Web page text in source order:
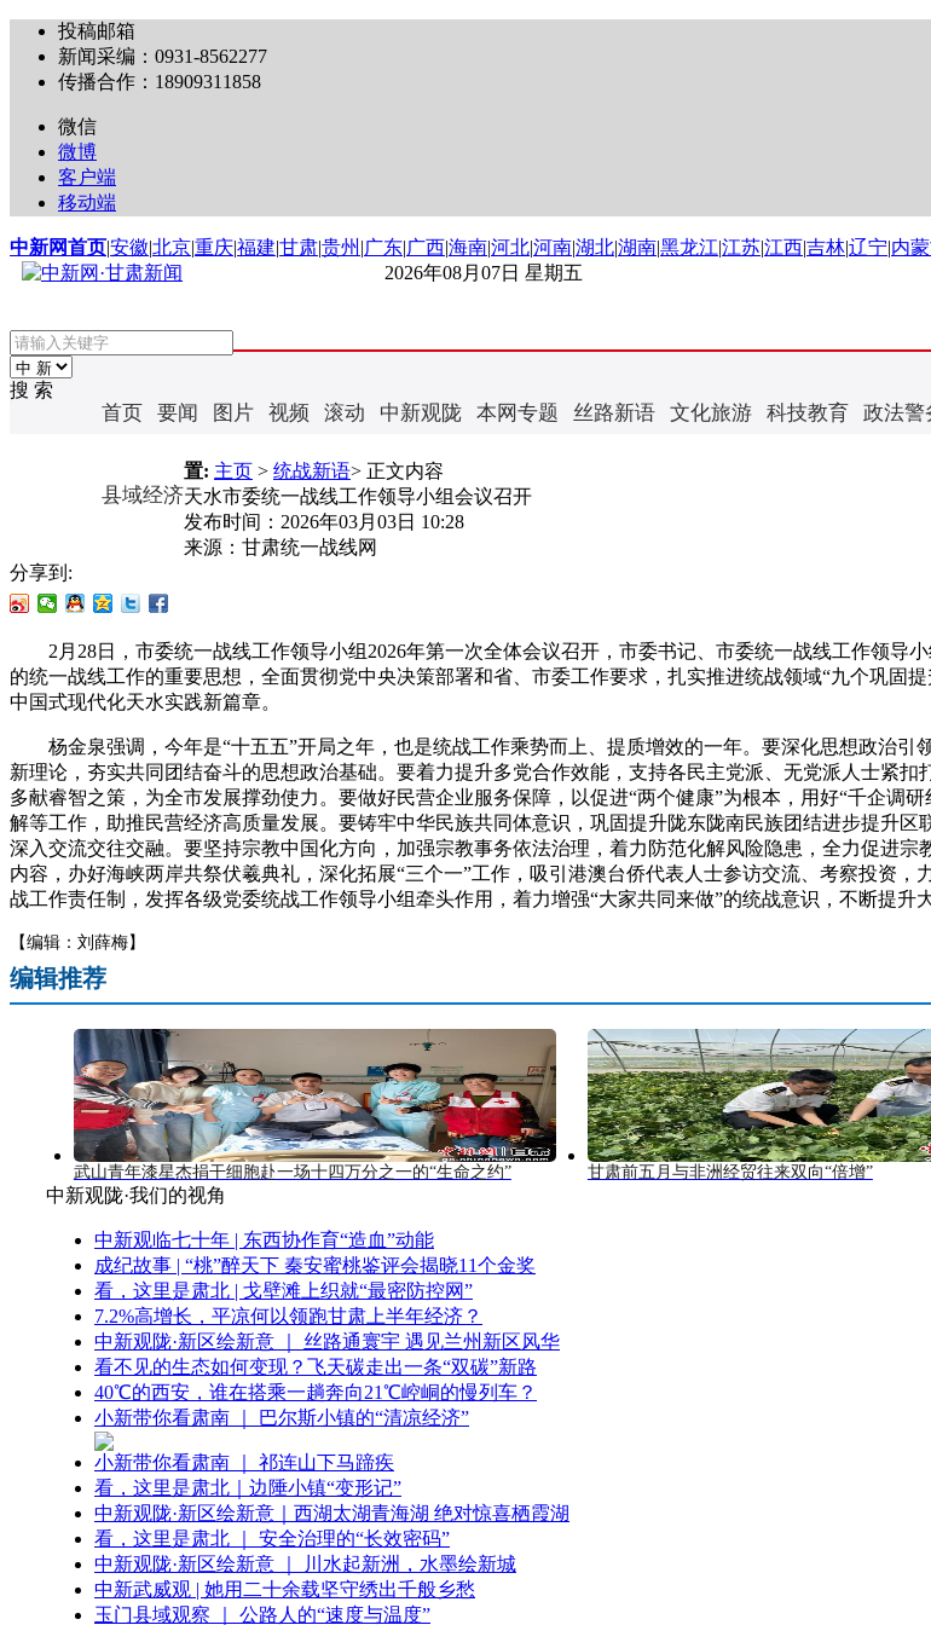
投稿邮箱
新闻采编：0931-8562277
传播合作：18909311858
微信
微博
客户端
移动端
中新网首页|安徽|北京|重庆|福建|甘肃|贵州 |广东|广西|海南|河北|河南|湖北|湖南|黑龙江|江苏|江西|吉林|辽宁|内
2026年08月07日 星期五
搜 索
首页 要闻 图片 视频 滚动 中新观陇 本网专题 丝路新语 文化旅游 科技教育 政法警
县域经济
置: 主页 > 统战新语> 正文内容
天水市委统一战线工作领导小组会议召开
发布时间： 2026年03月03日 10:28
来源： 甘肃统一战线网
分享到:
2月28日，市委统一战线工作领导小组2026年第一次全体会议召开，市委书记、市委统一战线工作领导
的统一战线工作的重要思想，全面贯彻党中央决策部署和省、市委工作要求，扎实推进统战领域“九个巩固
中国式现代化天水实践新篇章。
杨金泉强调，今年是“十五五”开局之年，也是统战工作乘势而上、提质增效的一年。要深化思想政治引
新理论，夯实共同团结奋斗的思想政治基础。要着力提升多党合作效能，支持各民主党派、无党派人士紧
多献睿智之策，为全市发展撑劲使力。要做好民营企业服务保障，以促进“两个健康”为根本，用好“千企调
解等工作，助推民营经济高质量发展。要铸牢中华民族共同体意识，巩固提升陇东陇南民族团结进步提升
深入交流交往交融。要坚持宗教中国化方向，加强宗教事务依法治理，着力防范化解风险隐患，全力促进
内容，办好海峡两岸共祭伏羲典礼，深化拓展“三个一”工作，吸引港澳台侨代表人士参访交流、考察投资
战工作责任制，发挥各级党委统战工作领导小组牵头作用，着力增强“大家共同来做”的统战意识，不断提升
【编辑：刘薛梅】
编辑推荐
武山青年漆星杰捐干细胞赴一场十四万分之一的“生命之约” 甘肃前五月与非洲经贸往来双向“倍增”
中新观陇·我们的视角
中新观临七十年 | 东西协作育“造血”动能
成纪故事 | “桃”醉天下 秦安蜜桃鉴评会揭晓11个金奖
看，这里是肃北 | 戈壁滩上织就“最密防控网”
7.2%高增长，平凉何以领跑甘肃上半年经济？
中新观陇·新区绘新意 ｜ 丝路通寰宇 遇见兰州新区风华
看不见的生态如何变现？飞天碳走出一条“双碳”新路
40℃的西安，谁在搭乘一趟奔向21℃崆峒的慢列车？
小新带你看肃南 ｜ 巴尔斯小镇的“清凉经济”
小新带你看肃南 ｜ 祁连山下马蹄疾
看，这里是肃北｜边陲小镇“变形记”
中新观陇·新区绘新意｜西湖太湖青海湖 绝对惊喜栖霞湖
看，这里是肃北 ｜ 安全治理的“长效密码”
中新观陇·新区绘新意 ｜ 川水起新洲，水墨绘新城
中新武威观 | 她用二十余载坚守绣出千般乡愁
玉门县域观察 ｜ 公路人的“速度与温度”